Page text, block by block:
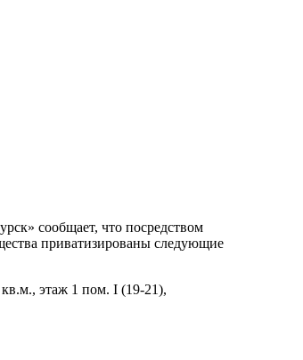
сообщает, что посредством
приватизированы следующие
этаж 1 пом. I (19-21),